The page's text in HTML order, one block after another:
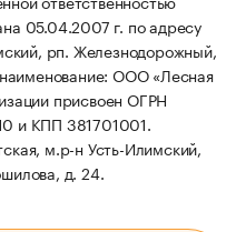
05.04.2007 г. по адресу
рп. Железнодорожный,
ООО «Лесная
присвоен ОГРН
и КПП 381701001.
м.р-н Усть-Илимский,
д. 24.